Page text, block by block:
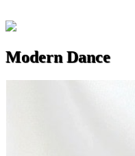
Modern Dance